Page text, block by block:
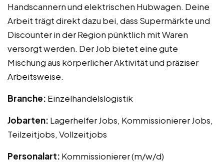
Handscannern und elektrischen Hubwagen. Deine
Arbeit trägt direkt dazu bei, dass Supermärkte und
Discounter in der Region pünktlich mit Waren
versorgt werden. Der Job bietet eine gute
Mischung aus körperlicher Aktivität und präziser
Arbeitsweise.
Branche: Einzelhandelslogistik
Jobarten: Lagerhelfer Jobs, Kommissionierer Jobs,
Teilzeitjobs, Vollzeitjobs
Personalart: Kommissionierer (m/w/d)